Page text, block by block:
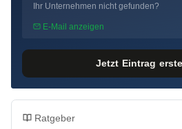
Ihr Unternehmen nicht gefunden?
E-Mail anzeigen
Jetzt Eintrag
Ratgeber